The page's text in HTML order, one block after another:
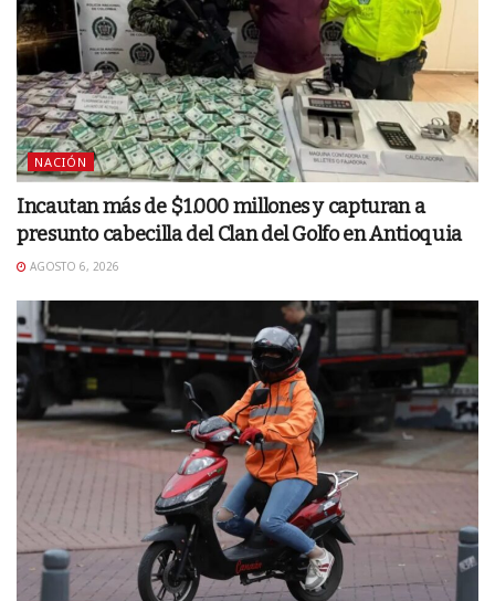
NACIÓN
Incautan más de $1.000 millones y capturan a
presunto cabecilla del Clan del Golfo en Antioquia
AGOSTO 6, 2026